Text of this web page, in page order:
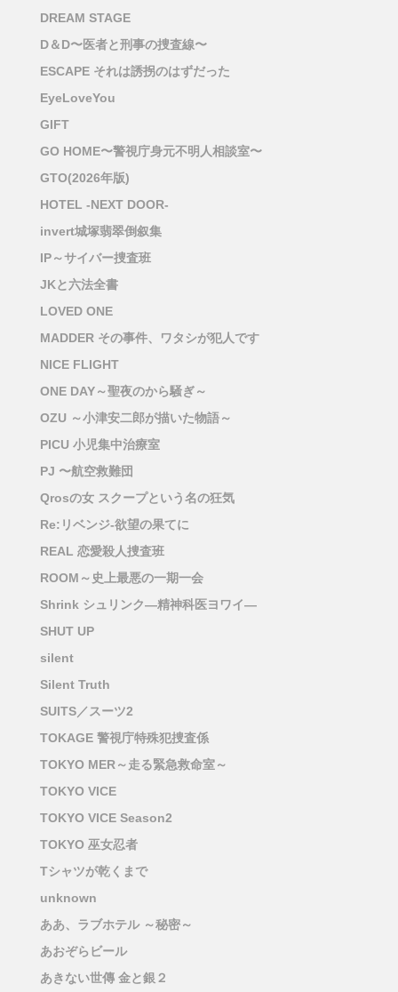
DREAM STAGE
D＆D〜医者と刑事の捜査線〜
ESCAPE それは誘拐のはずだった
EyeLoveYou
GIFT
GO HOME〜警視庁身元不明人相談室〜
GTO(2026年版)
HOTEL -NEXT DOOR-
invert城塚翡翠倒叙集
IP～サイバー捜査班
JKと六法全書
LOVED ONE
MADDER その事件、ワタシが犯人です
NICE FLIGHT
ONE DAY～聖夜のから騒ぎ～
OZU ～小津安二郎が描いた物語～
PICU 小児集中治療室
PJ 〜航空救難団
Qrosの女 スクープという名の狂気
Re:リベンジ-欲望の果てに
REAL 恋愛殺人捜査班
ROOM～史上最悪の一期一会
Shrink シュリンク―精神科医ヨワイ―
SHUT UP
silent
Silent Truth
SUITS／スーツ2
TOKAGE 警視庁特殊犯捜査係
TOKYO MER～走る緊急救命室～
TOKYO VICE
TOKYO VICE Season2
TOKYO 巫女忍者
Tシャツが乾くまで
unknown
ああ、ラブホテル ～秘密～
あおぞらビール
あきない世傳 金と銀２